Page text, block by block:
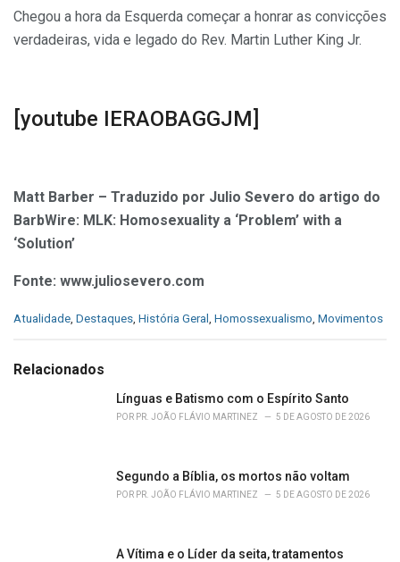
Chegou a hora da Esquerda começar a honrar as convicções
verdadeiras, vida e legado do Rev. Martin Luther King Jr.
[youtube IERAOBAGGJM]
Matt Barber – Traduzido por Julio Severo do artigo do
BarbWire: MLK: Homosexuality a ‘Problem’ with a
‘Solution’
Fonte: www.juliosevero.com
C
e
Atualidade, Destaques, História Geral , Homossexualismo, Movimentos
Relacionados
Línguas e Batismo com o Espírito Santo
POR PR. JOÃO FLÁVIO MARTINEZ 5 DE AGOSTO DE 2026
Segundo a Bíblia, os mortos não voltam
POR PR. JOÃO FLÁVIO MARTINEZ 5 DE AGOSTO DE 2026
A Vítima e o Líder da seita, tratamentos